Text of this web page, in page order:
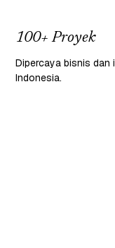
100+ Proyek
Dipercaya bisnis dan
Indonesia.